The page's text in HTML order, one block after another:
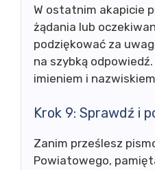
W ostatnim akapicie
żądania lub
podziękować za
na szybką
imieniem i
Krok 9: Sprawdź i
Zanim prześlesz
Powiatowego,